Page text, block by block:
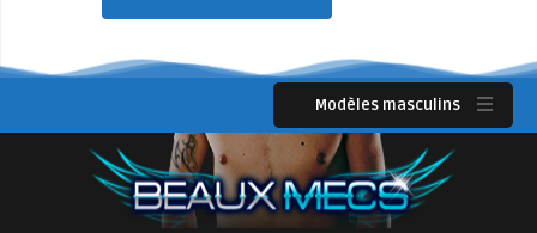
Modèles masculins